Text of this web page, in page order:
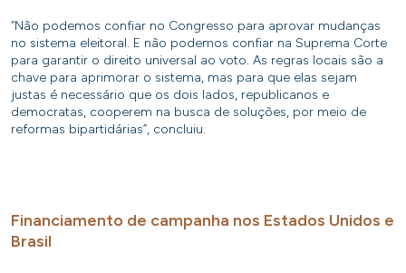
“Não podemos confiar no Congresso para aprovar mudanças
no sistema eleitoral. E não podemos confiar na Suprema Corte
para garantir o direito universal ao voto. As regras locais são a
chave para aprimorar o sistema, mas para que elas sejam
justas é necessário que os dois lados, republicanos e
democratas, cooperem na busca de soluções, por meio de
reformas bipartidárias”, concluiu.
Financiamento de campanha nos Estados Unidos e
Brasil